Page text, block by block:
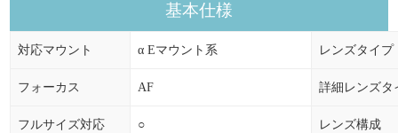
基本仕様
対応マウント α Eマウント系 レンズタイプ
フォーカス AF 詳細レンズタ
フルサイズ対応 ○ レンズ構成